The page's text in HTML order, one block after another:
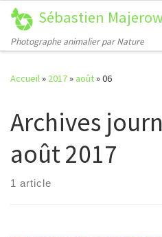
Passer au contenu
Sébastien
Photographe animalier par Nature
Accueil» 2017»août»06
Archives
août 2017
1 article